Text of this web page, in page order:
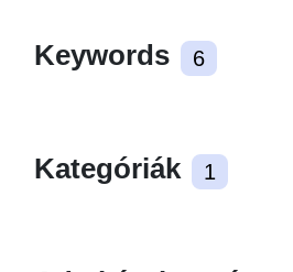
Keywords 6
Kategóriák 1